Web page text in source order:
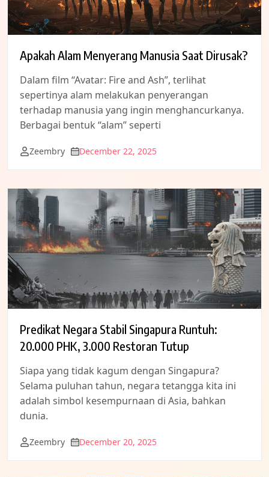
Apakah Alam Menyerang Manusia Saat Dirusak?
Dalam film “Avatar: Fire and Ash”, terlihat
sepertinya alam melakukan penyerangan
terhadap manusia yang ingin menghancurkanya.
Berbagai bentuk “alam” seperti
Zeembry December 22, 2025
Predikat Negara Stabil Singapura Runtuh:
20.000 PHK, 3.000 Restoran Tutup
Siapa yang tidak kagum dengan Singapura?
Selama puluhan tahun, negara tetangga kita ini
adalah simbol kesempurnaan di Asia, bahkan
dunia.
Zeembry December 20, 2025